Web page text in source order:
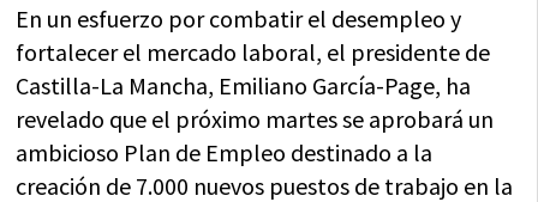
En un esfuerzo por combatir el desempleo y
fortalecer el mercado laboral, el presidente de
Castilla-La Mancha, Emiliano García-Page, ha
revelado que el próximo martes se aprobará un
ambicioso Plan de Empleo destinado a la
creación de 7.000 nuevos puestos de trabajo en la